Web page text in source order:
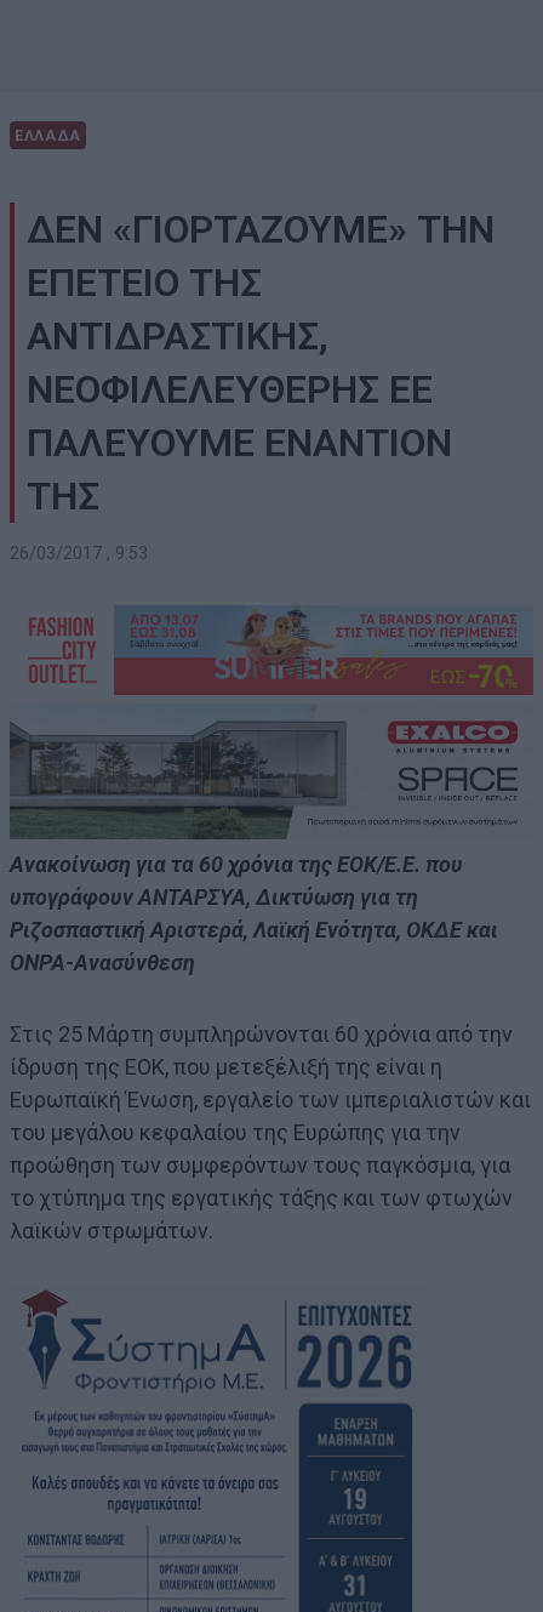
ΕΛΛΑΔΑ
ΔΕΝ «ΓΙΟΡΤΑΖΟΥΜΕ» ΤΗΝ
ΕΠΕΤΕΙΟ ΤΗΣ
ΑΝΤΙΔΡΑΣΤΙΚΗΣ,
ΝΕΟΦΙΛΕΛΕΥΘΕΡΗΣ ΕΕ
ΠΑΛΕΥΟΥΜΕ ΕΝΑΝΤΙΟΝ
ΤΗΣ
26/03/2017 , 9:53
Ανακοίνωση για τα 60 χρόνια της ΕΟΚ/Ε.Ε. που
υπογράφουν ΑΝΤΑΡΣΥΑ, Δικτύωση για τη
Ριζοσπαστική Αριστερά, Λαϊκή Ενότητα, ΟΚΔΕ και
OΝΡΑ-Ανασύνθεση
Στις 25 Μάρτη συμπληρώνονται 60 χρόνια από την
ίδρυση της ΕΟΚ, που μετεξέλιξή της είναι η
Ευρωπαϊκή Ένωση, εργαλείο των ιμπεριαλιστών και
του μεγάλου κεφαλαίου της Ευρώπης για την
προώθηση των συμφερόντων τους παγκόσμια, για
το χτύπημα της εργατικής τάξης και των φτωχών
λαϊκών στρωμάτων.